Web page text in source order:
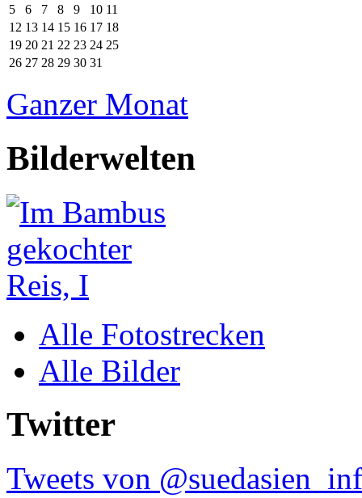
5
6 7 8 9 10 11
12 13 14 15 16 17 18
19 20 21 22 23 24 25
26 27 28 29 30 31
Ganzer Monat
Bilderwelten
Alle Fotostrecken
Alle Bilder
Twitter
Tweets von